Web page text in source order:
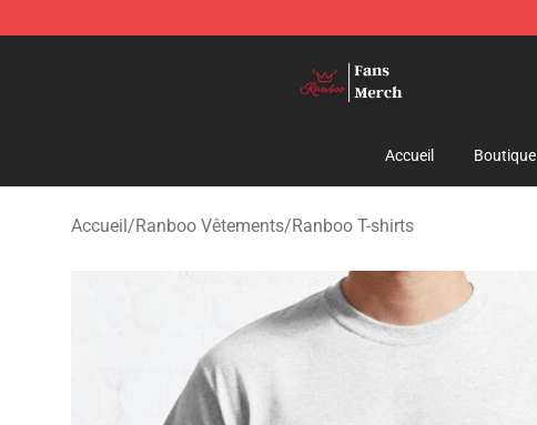
Accueil Boutique
Accueil/Ranboo Vêtements/Ranboo T-shirts